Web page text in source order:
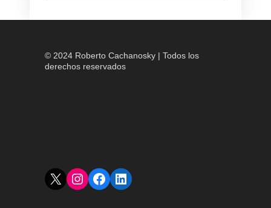
© 2024 Roberto Cachanosky | Todos los
derechos reservados
X Instagram
Facebook
LinkedIn